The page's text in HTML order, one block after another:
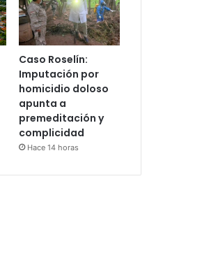
Caso Roselín:
Imputación por
homicidio doloso
apunta a
premeditación y
complicidad
Hace 14 horas